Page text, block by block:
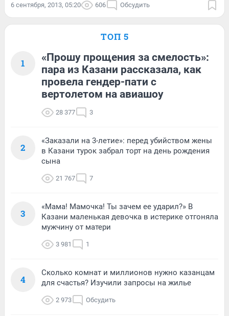
6 сентября, 2013, 05:20 606 Обсудить
ТОП 5
1
«Прошу прощения за смелость»:
пара из Казани рассказала, как
провела гендер-пати с
вертолетом на авиашоу
28 377 3
2
«Заказали на 3-летие»: перед убийством жены
в Казани турок забрал торт на день рождения
сына
21 767 7
3
«Мама! Мамочка! Ты зачем ее ударил?» В
Казани маленькая девочка в истерике отгоняла
мужчину от матери
3 981 1
4
Сколько комнат и миллионов нужно казанцам
для счастья? Изучили запросы на жилье
2 973 Обсудить